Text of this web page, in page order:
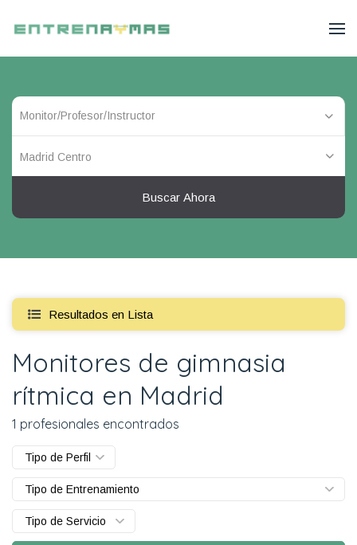
Madrid Centro
Buscar Ahora
Resultados en Lista
Monitores de gimnasia
rítmica en Madrid
1 profesionales encontrados
Tipo de Perfil
Tipo de Entrenamiento
Tipo de Servicio